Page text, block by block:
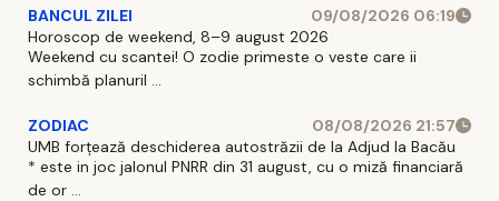
BANCUL ZILEI
09/08/2026 06:19
Horoscop de weekend, 8–9 august 2026
Weekend cu scantei! O zodie primeste o veste care ii
schimbă planuril ...
ZODIAC
08/08/2026 21:57
UMB forțează deschiderea autostrăzii de la Adjud la Bacău
* este in joc jalonul PNRR din 31 august, cu o miză financiară
de or ...